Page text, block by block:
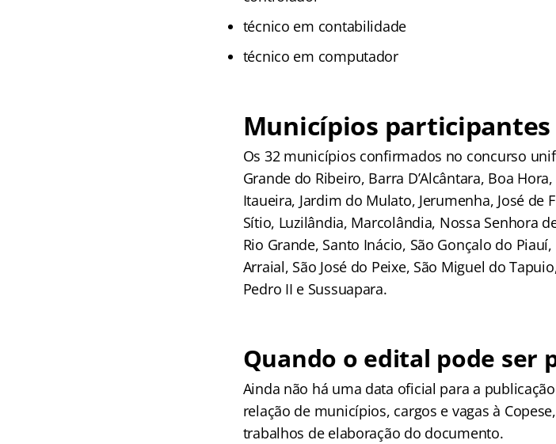
técnico em contabilidade
técnico em computador
Municípios participantes
Os 32 municípios confirmados no concurso
Grande do Ribeiro, Barra D’Alcântara, Boa
Itaueira, Jardim do Mulato, Jerumenha, José de
Sítio, Luzilândia, Marcolândia, Nossa Senhora
Rio Grande, Santo Inácio, São Gonçalo do
Arraial, São José do Peixe, São Miguel do
Pedro II e Sussuapara.
Quando o edital pode ser
Ainda não há uma data oficial para a
relação de municípios, cargos e vagas à
trabalhos de elaboração do documento.